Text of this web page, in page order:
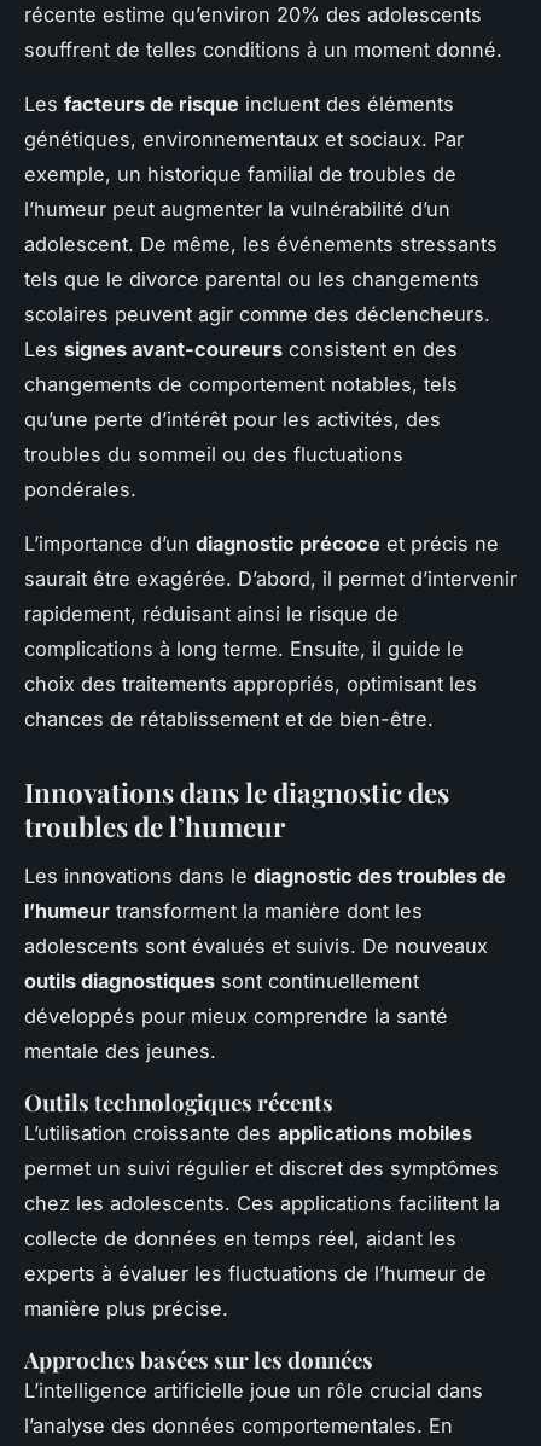
récente estime qu’environ 20% des adolescents
souffrent de telles conditions à un moment donné.
Les facteurs de risque incluent des éléments
génétiques, environnementaux et sociaux. Par
exemple, un historique familial de troubles de
l’humeur peut augmenter la vulnérabilité d’un
adolescent. De même, les événements stressants
tels que le divorce parental ou les changements
scolaires peuvent agir comme des déclencheurs.
Les signes avant-coureurs consistent en des
changements de comportement notables, tels
qu’une perte d’intérêt pour les activités, des
troubles du sommeil ou des fluctuations
pondérales.
L’importance d’un diagnostic précoce et précis ne
saurait être exagérée. D’abord, il permet d’intervenir
rapidement, réduisant ainsi le risque de
complications à long terme. Ensuite, il guide le
choix des traitements appropriés, optimisant les
chances de rétablissement et de bien-être.
Innovations dans le diagnostic des
troubles de l’humeur
Les innovations dans le diagnostic des troubles de
l’humeur transforment la manière dont les
adolescents sont évalués et suivis. De nouveaux
outils diagnostiques sont continuellement
développés pour mieux comprendre la santé
mentale des jeunes.
Outils technologiques récents
L’utilisation croissante des applications mobiles
permet un suivi régulier et discret des symptômes
chez les adolescents. Ces applications facilitent la
collecte de données en temps réel, aidant les
experts à évaluer les fluctuations de l’humeur de
manière plus précise.
Approches basées sur les données
L’intelligence artificielle joue un rôle crucial dans
l’analyse des données comportementales. En